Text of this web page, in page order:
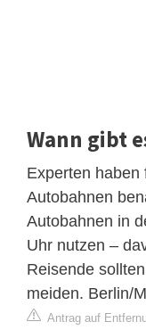
Wann gibt
Experten haben
Autobahnen
Autobahnen in
Uhr nutzen –
Reisende
meiden. Berlin/
Antrag auf